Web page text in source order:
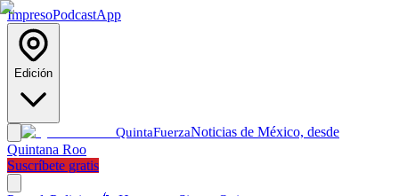
ImpresoPodcastApp
Edición
QuintaFuerzaNoticias de México, desde
Quintana Roo
Suscríbete gratis